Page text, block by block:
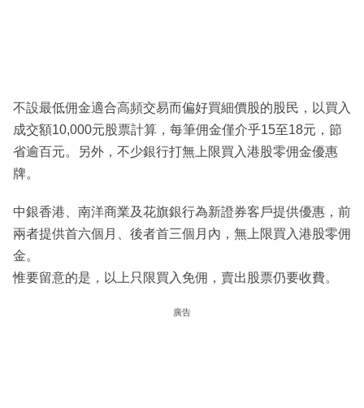
不設最低佣金適合高頻交易而偏好買細價股的股民，以買入
成交額10,000元股票計算，每筆佣金僅介乎15至18元，節
省逾百元。另外，不少銀行打無上限買入港股零佣金優惠
牌。
中銀香港、南洋商業及花旗銀行為新證券客戶提供優惠，前
兩者提供首六個月、後者首三個月內，無上限買入港股零佣
金。
惟要留意的是，以上只限買入免佣，賣出股票仍要收費。
廣告